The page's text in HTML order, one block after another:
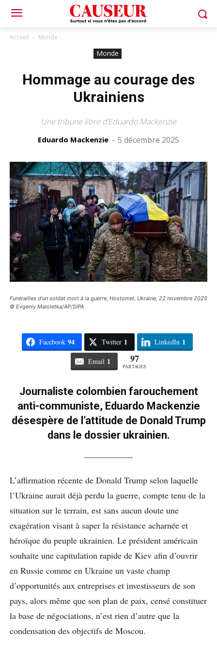
Accueil Monde
Monde
Hommage au courage des
Ukrainiens
Une tribune libre d’Eduardo Mackenzie
Eduardo Mackenzie - 5 décembre 2025
Funérailles d'un soldat mort à la guerre, Hostomel, Ukraine, 22 novembre 2025
© Evgeniy Maloletka/AP/SIPA
Facebook 94 Twitter 1 LinkedIn 1
Email 1 97
PARTAGES
Journaliste colombien farouchement
anti-communiste, Eduardo Mackenzie
désespère de l’attitude de Donald Trump
dans le dossier ukrainien.
L’affirmation récente de Donald Trump selon laquelle
l’Ukraine aurait déjà perdu la guerre, compte tenu de la
situation sur le terrain, est sans aucun doute une
exagération visant à saper la résistance acharnée et
héroïque du peuple ukrainien. Le président américain
souhaite une capitulation rapide de Kiev afin d’ouvrir
en Russie comme en Ukraine un vaste champ
d’opportunités aux entreprises et investisseurs de son
pays, alors même que son plan de paix, censé constituer
la base de négociations, n’est rien d’autre que la
condensation des objectifs de Moscou.